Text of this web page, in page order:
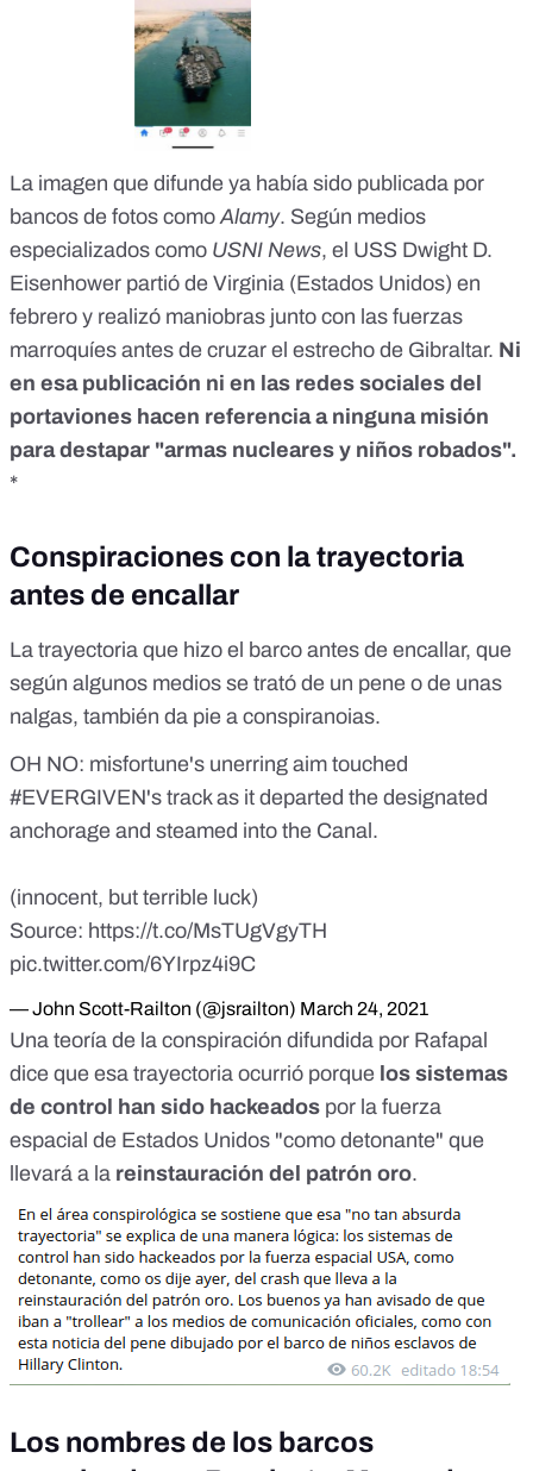
La imagen que difunde ya había sido publicada por
bancos de fotos como Alamy. Según medios
especializados como USNI News, el USS Dwight D.
Eisenhower partió de Virginia (Estados Unidos) en
febrero y realizó maniobras junto con las fuerzas
marroquíes antes de cruzar el estrecho de Gibraltar. Ni
en esa publicación ni en las redes sociales del
portaviones hacen referencia a ninguna misión
para destapar "armas nucleares y niños robados".
*
Conspiraciones con la trayectoria
antes de encallar
La trayectoria que hizo el barco antes de encallar, que
según algunos medios se trató de un pene o de unas
nalgas, también da pie a conspiranoias.
OH NO: misfortune's unerring aim touched
#EVERGIVEN's track as it departed the designated
anchorage and steamed into the Canal.
(innocent, but terrible luck)
Source: https://t.co/MsTUgVgyTH
pic.twitter.com/6YIrpz4i9C
— John Scott-Railton (@jsrailton) March 24, 2021
Una teoría de la conspiración difundida por Rafapal
dice que esa trayectoria ocurrió porque los sistemas
de control han sido hackeados por la fuerza
espacial de Estados Unidos "como detonante" que
llevará a la reinstauración del patrón oro.
Los nombres de los barcos